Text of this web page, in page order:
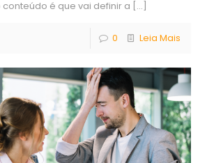
é que vai definir a […]
0 Leia Mais